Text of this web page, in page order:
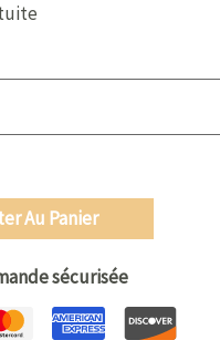
Au Panier
sécurisée